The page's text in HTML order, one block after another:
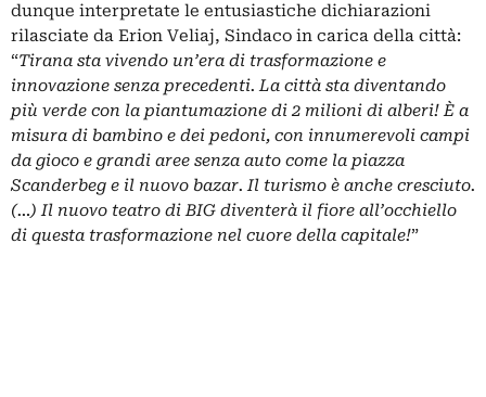
dunque interpretate le entusiastiche dichiarazioni
rilasciate da Erion Veliaj, Sindaco in carica della città:
“Tirana sta vivendo un’era di trasformazione e
innovazione senza precedenti. La città sta diventando
più verde con la piantumazione di 2 milioni di alberi! È a
misura di bambino e dei pedoni, con innumerevoli campi
da gioco e grandi aree senza auto come la piazza
Scanderbeg e il nuovo bazar. Il turismo è anche cresciuto.
(…) Il nuovo teatro di BIG diventerà il fiore all’occhiello
di questa trasformazione nel cuore della capitale!”